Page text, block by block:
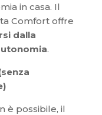
in casa. Il
Comfort offre
dalla
.
è possibile, il